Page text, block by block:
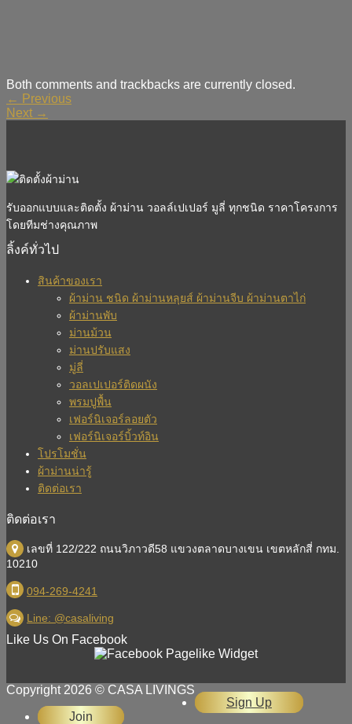
Both comments and trackbacks are currently closed.
← Previous
Next →
รับออกแบบและติดตั้ง ผ้าม่าน วอลล์เปเปอร์ มูลี่ ทุกชนิด ราคาโครงการ
โดยทีมช่างคุณภาพ
ลิ้งค์ทั่วไป
สินค้าของเรา
ผ้าม่าน ชนิด ผ้าม่านหลุยส์ ผ้าม่านจีบ ผ้าม่านตาไก่
ผ้าม่านพับ
ม่านม้วน
ม่านปรับแสง
มู่ลี่
วอลเปเปอร์ติดผนัง
พรมปูพื้น
เฟอร์นิเจอร์ลอยตัว
เฟอร์นิเจอร์บิ้วท์อิน
โปรโมชั่น
ผ้าม่านน่ารู้
ติดต่อเรา
ติดต่อเรา
เลขที่ 122/222 ถนนวิภาวดี58 แขวงตลาดบางเขน เขตหลักสี่ กทม.
10210
094-269-4241
Line: @casaliving
Like Us On Facebook
Copyright 2026 © CASA LIVINGS
Sign Up
Join